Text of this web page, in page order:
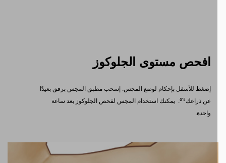
افحص مستوى الجلوكوز
إضغط للأسفل بإحكام لوضع المجس. إسحب مطبق المجس برفق بعيدًا
عن ذراعك
٤'٥ . يمكنك استخدام المجس لفحص الجلوكوز بعد ساعة
واحدة.